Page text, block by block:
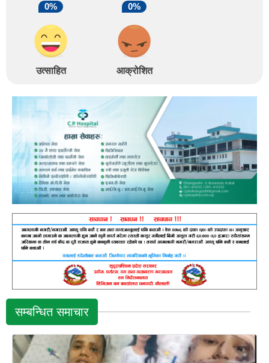
0%
उत्साहित
0%
आक्रोशित
सम्बन्धित समाचार